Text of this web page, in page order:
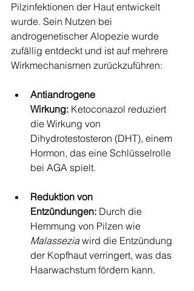
Pilzinfektionen der Haut entwickelt
wurde. Sein Nutzen bei
androgenetischer Alopezie wurde
zufällig entdeckt und ist auf mehrere
Wirkmechanismen zurückzuführen:
Antiandrogene
Wirkung: Ketoconazol reduziert
die Wirkung von
Dihydrotestosteron (DHT), einem
Hormon, das eine Schlüsselrolle
bei AGA spielt.
Reduktion von
Entzündungen: Durch die
Hemmung von Pilzen wie
Malassezia wird die Entzündung
der Kopfhaut verringert, was das
Haarwachstum fördern kann.